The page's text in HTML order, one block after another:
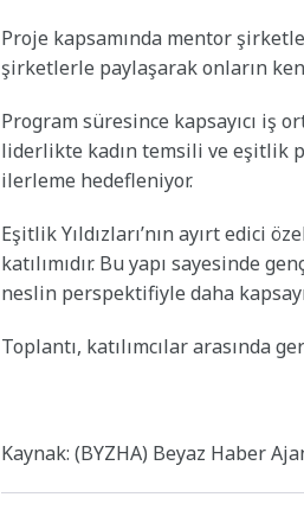
Proje kapsamında mentor
şirketlerle paylaşarak onların
Program süresince kapsayıcı iş
liderlikte kadın temsili ve eşitlik
ilerleme hedefleniyor.
Eşitlik Yıldızları’nın ayırt
katılımıdır. Bu yapı sayesinde
neslin perspektifiyle daha
Toplantı, katılımcılar arasında
Kaynak: (BYZHA) Beyaz Haber